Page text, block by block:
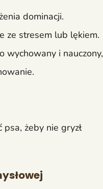
dominacji.
ze stresem lub lękiem.
wychowany i nauczony,
żeby nie gryzł